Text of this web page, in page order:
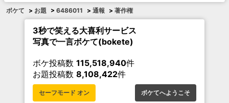
ボケて > お題 > 6486011 > 通報 > 著作権
3秒で笑える大喜利サービス
写真で一言ボケて(bokete)
ボケ投稿数 115,518,940件
お題投稿数 8,108,422件
セーフモード オン ボケてへようこそ